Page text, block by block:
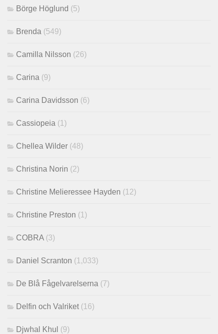
Börge Höglund (5)
Brenda (549)
Camilla Nilsson (26)
Carina (9)
Carina Davidsson (6)
Cassiopeia (1)
Chellea Wilder (48)
Christina Norin (2)
Christine Melieressee Hayden (12)
Christine Preston (1)
COBRA (3)
Daniel Scranton (1,033)
De Blå Fågelvarelserna (7)
Delfin och Valriket (16)
Djwhal Khul (9)